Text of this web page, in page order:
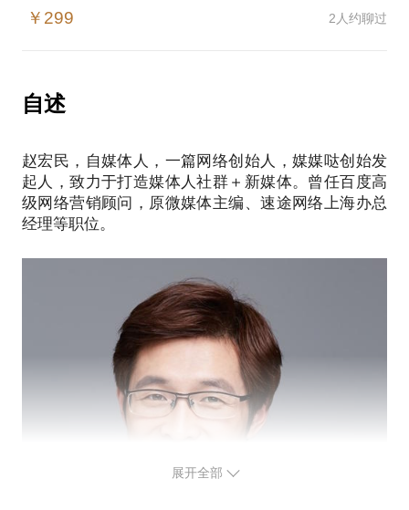
具体如何搭建一个社群；
基本思路和功力。
如果您想约见，希望您梳理一下自己的工作中的问
题、个人的思考，更要熟悉你的社群目标用户。
在这样的情况下，职场人士容易遭遇：
我在速途网络（新媒体生态运营商）上海办总经理，
人。
我愿意与你分享的内容包括：
我希望结合自己9年的经历，得出什么是新媒体？
再结合最近几年的发展，得出媒体的未来。
PS.在选择与我见面前，请把你的问题更具体化。毕
竟一小时的谈话只能解决一个小问题。请把你的问题
提前发给我，方便我做更精确的准备，提升见面效
￥299 2人约聊过
自述
赵宏民，自媒体人，一篇网络创始人，媒媒哒创始发
起人，致力于打造媒体人社群＋新媒体。曾任百度高
级网络营销顾问，原微媒体主编、速途网络上海办总
经理等职位。
展开全部